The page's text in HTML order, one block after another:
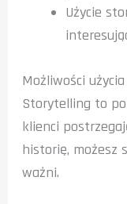
Użycie
Możliwości
Storytelling to
klienci
historię, możesz
ważni.